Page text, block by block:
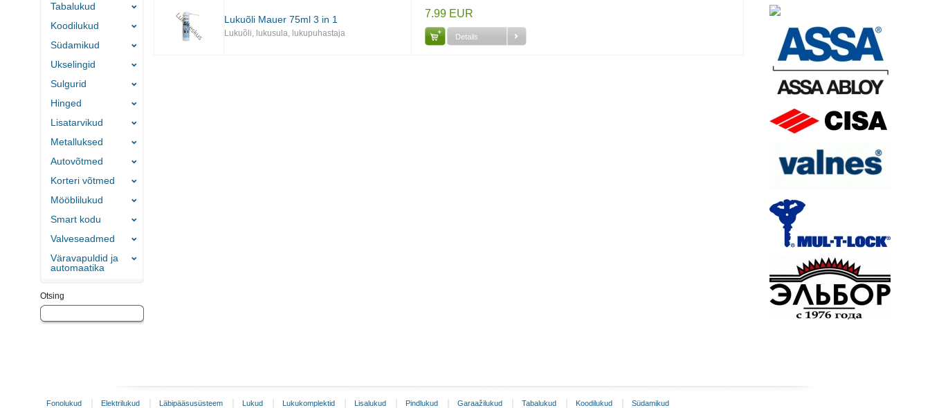
Lukuõli Mauer 75ml 3 in 1
Lukuõli, lukusula, lukupuhastaja
7.99 EUR
Details
Tabalukud
Koodilukud
Südamikud
Ukselingid
Sulgurid
Hinged
Lisatarvikud
Metalluksed
Autovõtmed
Korteri võtmed
Mööblilukud
Smart kodu
Valveseadmed
Väravapuldid ja
automaatika
Otsing
Fonolukud Elektrilukud Läbipääsusüsteem Lukud Lukukomplektid Lisalukud Pindlukud Garaažilukud Tabalukud Koodilukud Südamikud